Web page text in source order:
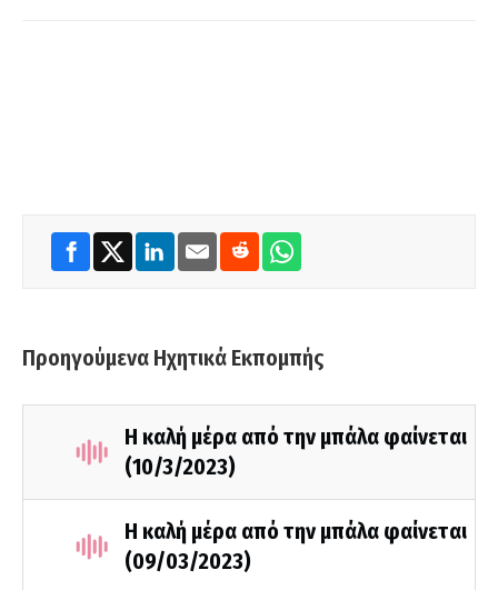
Προηγούμενα Ηχητικά Εκπομπής
Η καλή μέρα από την μπάλα φαίνεται
(10/3/2023)
Η καλή μέρα από την μπάλα φαίνεται
(09/03/2023)